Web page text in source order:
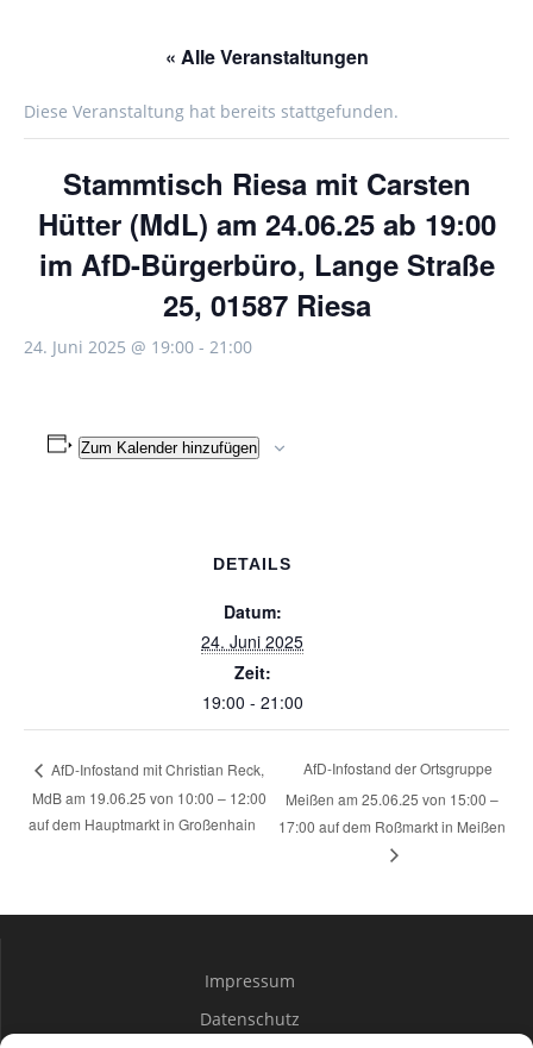
« Alle Veranstaltungen
Diese Veranstaltung hat bereits stattgefunden.
Stammtisch Riesa mit Carsten
Hütter (MdL) am 24.06.25 ab 19:00
im AfD-Bürgerbüro, Lange Straße
25, 01587 Riesa
24. Juni 2025 @ 19:00 - 21:00
Zum Kalender hinzufügen
DETAILS
Datum:
24. Juni 2025
Zeit:
19:00 - 21:00
AfD-Infostand mit Christian Reck,
MdB am 19.06.25 von 10:00 – 12:00
auf dem Hauptmarkt in Großenhain
AfD-Infostand der Ortsgruppe
Meißen am 25.06.25 von 15:00 –
17:00 auf dem Roßmarkt in Meißen
Impressum
Datenschutz